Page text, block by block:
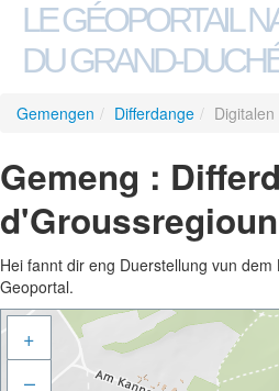
LE GÉOPORTAIL
DU GRAND-
Gemengen / Differdange /
Gemeng :
Hei fannt dir eng Duerstellung vun
Geoportal.
+
–